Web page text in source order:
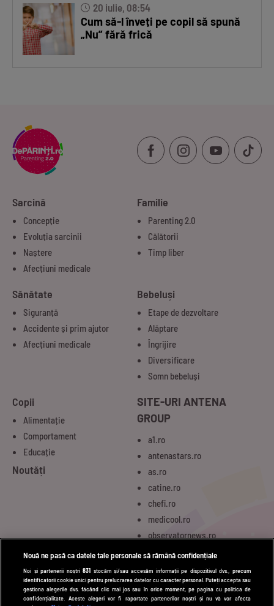
20 iulie, 08:54
Cum să-l înveți pe copil să spună
„Nu” fără frică
Sarcină
Concepție
Evoluția sarcinii
Naștere
Afecțiuni medicale
Familie
Parenting 2.0
Călătorii
Timp liber
Sănătate
Siguranță
Accidente și prim ajutor
Afecțiuni medicale
Bebeluși
Etape de dezvoltare
Alăptare
Îngrijire
Diversificare
Somn bebeluși
Copii
Alimentație
Comportament
Educație
Noutăți
SITE-URI ANTENA
GROUP
a1.ro
antenastars.ro
as.ro
catine.ro
chefi.ro
medicool.ro
observatornews.ro
spynews.ro
tvhappy.ro
useit.ro
zutv.ro
Nouă ne pasă ca datele tale personale să rămână confidențiale
Noi și partenerii noștri831 stocăm și/sau accesăm informații pe dispozitivul dvs., precum
identificatorii cookie unici pentru prelucrarea datelor cu caracter personal. Puteți accepta sau
gestiona alegerile dvs. făcând clic mai jos sau în orice moment, pe pagina cu politica de
confidențialitate. Aceste alegeri vor fi raportate partenerilor noștri și nu vă vor afecta